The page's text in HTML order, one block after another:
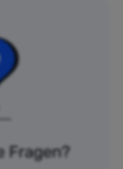
Fragen?